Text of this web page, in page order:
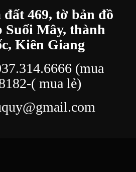
469, tờ bản đồ
Suối Mây, thành
Kiên Giang
(mua
-( mua lẻ)